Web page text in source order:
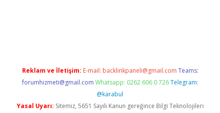
Reklam ve İletişim: E-mail: backlinkpaneli@gmail.com Teams:
forumhizmeti@gmail.com Whatsapp: 0262 606 0 726 Telegram:
@karabul
Yasal Uyarı: Sitemiz, 5651 Sayılı Kanun gereğince Bilgi Teknolojileri